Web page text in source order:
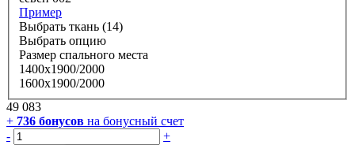
Пример
Выбрать ткань (14)
Выбрать опцию
Размер спального места
1400х1900/2000
1600х1900/2000
49 083
+ 736 бонусов на бонусный счет
-
+